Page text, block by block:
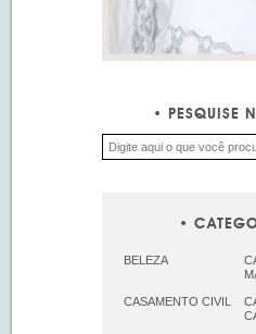
PESQUISE
BELEZA
CASAMENTO CIVIL